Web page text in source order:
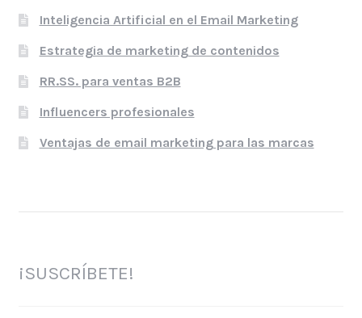
Inteligencia Artificial en el Email Marketing
Estrategia de marketing de contenidos
RR.SS. para ventas B2B
Influencers profesionales
Ventajas de email marketing para las marcas
¡SUSCRÍBETE!